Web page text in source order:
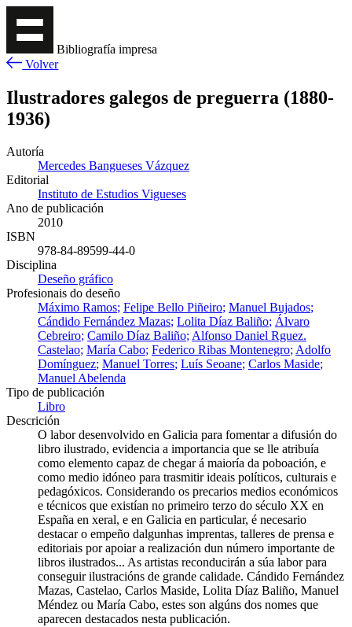
Bibliografía impresa
Volver
Ilustradores galegos de preguerra (1880-
1936)
Autoría
Mercedes Bangueses Vázquez
Editorial
Instituto de Estudios Vigueses
Ano de publicación
2010
ISBN
978-84-89599-44-0
Disciplina
Deseño gráfico
Profesionais do deseño
Máximo Ramos Felipe Bello Piñeiro Manuel Bujados
Cándido Fernández Mazas Lolita Díaz Baliño Álvaro
Cebreiro Camilo Díaz Baliño Alfonso Daniel Rguez.
Castelao María Cabo Federico Ribas Montenegro Adolfo
Domínguez Manuel Torres Luís Seoane Carlos Maside
Manuel Abelenda
Tipo de publicación
Libro
Descrición
O labor desenvolvido en Galicia para fomentar a difusión do
libro ilustrado, evidencia a importancia que se lle atribuía
como elemento capaz de chegar á maioría da poboación, e
como medio idóneo para trasmitir ideais políticos, culturais e
pedagóxicos. Considerando os precarios medios económicos
e técnicos que existían no primeiro terzo do século XX en
España en xeral, e en Galicia en particular, é necesario
destacar o empeño dalgunhas imprentas, talleres de prensa e
editoriais por apoiar a realización dun número importante de
libros ilustrados... As artistas reconducirán a súa labor para
conseguir ilustracións de grande calidade. Cándido Fernández
Mazas, Castelao, Carlos Maside, Lolita Díaz Baliño, Manuel
Méndez ou María Cabo, estes son algúns dos nomes que
aparecen destacados nesta publicación.